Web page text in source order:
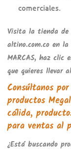
comerciales.
Visita la tienda de
altino.com.co en la
MARCAS, haz clic
que quieres llevar
Consúltanos
productos
cálida,
para ventas al
¿Está buscando